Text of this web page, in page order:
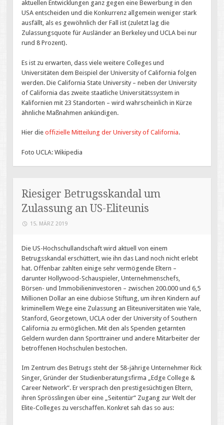
aktuellen Entwicklungen ganz gegen eine Bewerbung in den
USA entscheiden und die Konkurrenz allgemein weniger stark
ausfällt, als es gewöhnlich der Fall ist (zuletzt lag die
Zulassungsquote für Ausländer an Berkeley und UCLA bei nur
rund 8 Prozent).
Es ist zu erwarten, dass viele weitere Colleges und
Universitäten dem Beispiel der University of California folgen
werden. Die California State University – neben der University
of California das zweite staatliche Universitätssystem in
Kalifornien mit 23 Standorten – wird wahrscheinlich in Kürze
ähnliche Maßnahmen ankündigen.
Hier dieoffizielle Mitteilung der University of California.
Foto UCLA: Wikipedia
Riesiger Betrugsskandal um
Zulassung an US-Eliteunis
15. MÄRZ 2019
Die US-Hochschullandschaft wird aktuell von einem
Betrugsskandal erschüttert, wie ihn das Land noch nicht erlebt
hat. Offenbar zahlten einige sehr vermögende Eltern –
darunter Hollywood-Schauspieler, Unternehmenschefs,
Börsen- und Immobilieninvestoren – zwischen 200.000 und 6,5
Millionen Dollar an eine dubiose Stiftung, um ihren Kindern auf
kriminellem Wege eine Zulassung an Eliteuniversitäten wie Yale,
Stanford, Georgetown, UCLA oder der University of Southern
California zu ermöglichen. Mit den als Spenden getarnten
Geldern wurden dann Sporttrainer und andere Mitarbeiter der
betroffenen Hochschulen bestochen.
Im Zentrum des Betrugs steht der 58-jährige Unternehmer Rick
Singer, Gründer der Studienberatungsfirma „Edge College &
Career Network“. Er versprach den prestigesüchtigen Eltern,
ihren Sprösslingen über eine „Seitentür“ Zugang zur Welt der
Elite-Colleges zu verschaffen. Konkret sah das so aus: